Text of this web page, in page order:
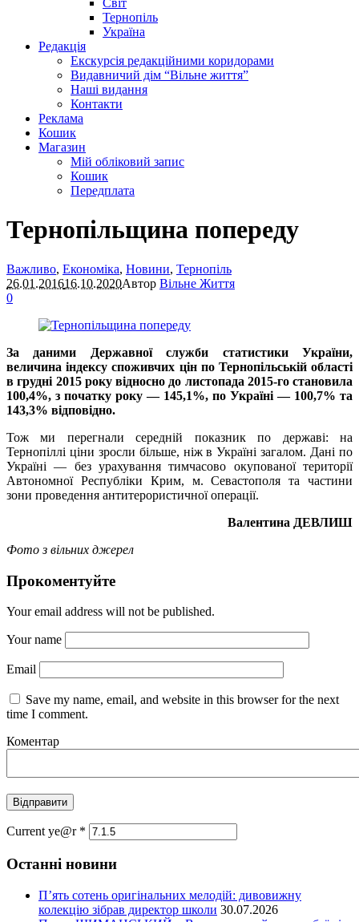
Світ
Тернопіль
Україна
Редакція
Екскурсія редакційними коридорами
Видавничий дім “Вільне життя”
Наші видання
Контакти
Реклама
Кошик
Магазин
Мій обліковий запис
Кошик
Передплата
Тернопільщина попереду
Важливо, Економіка, Новини, Тернопіль
26.01.201616.10.2020Автор Вільне Життя
0
За даними Державної служби статистики України,
величина індексу споживчих цін по Тернопільській області
в грудні 2015 року відносно до листопада 2015-го становила
100,4%, з початку року — 145,1%, по Україні — 100,7% та
143,3% відповідно.
Тож ми перегнали середній показник по державі: на
Тернопіллі ціни зросли більше, ніж в Україні загалом. Дані по
Україні — без урахування тимчасово окупованої території
Автономної Республіки Крим, м. Севастополя та частини
зони проведення антитерористичної операції.
Валентина ДЕВЛИШ
Фото з вільних джерел
Прокоментуйте
Your email address will not be published.
Your name
Email
Save my name, email, and website in this browser for the next
time I comment.
Коментар
Current ye@r *
Останні новини
П’ять сотень оригінальних мелодій: дивовижну
колекцію зібрав директор школи 30.07.2026